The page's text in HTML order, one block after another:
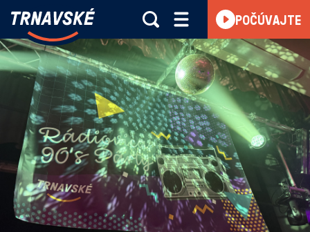
Skočiť na obsah
Trnavské
Vieme,
čo
sa
deje
v
kraji
POČÚVAJTE